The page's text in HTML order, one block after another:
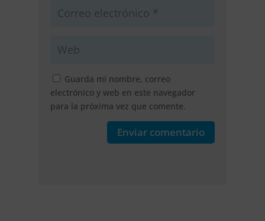
Guarda mi nombre, correo
electrónico y web en este navegador
para la próxima vez que comente.
Enviar comentario